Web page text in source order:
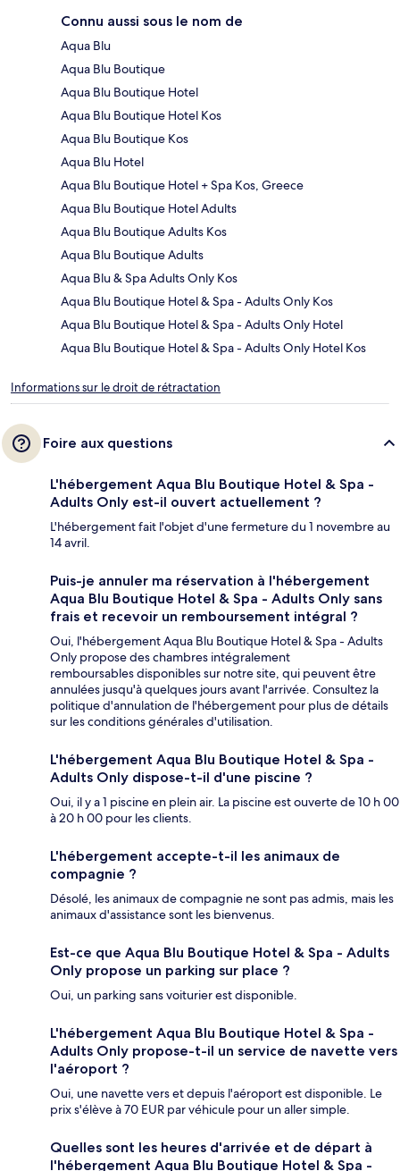
Connu aussi sous le nom de
Aqua Blu
Aqua Blu Boutique
Aqua Blu Boutique Hotel
Aqua Blu Boutique Hotel Kos
Aqua Blu Boutique Kos
Aqua Blu Hotel
Aqua Blu Boutique Hotel + Spa Kos, Greece
Aqua Blu Boutique Hotel Adults
Aqua Blu Boutique Adults Kos
Aqua Blu Boutique Adults
Aqua Blu & Spa Adults Only Kos
Aqua Blu Boutique Hotel & Spa - Adults Only Kos
Aqua Blu Boutique Hotel & Spa - Adults Only Hotel
Aqua Blu Boutique Hotel & Spa - Adults Only Hotel Kos
Informations sur le droit de rétractation
Foire aux questions
L'hébergement Aqua Blu Boutique Hotel & Spa -
Adults Only est-il ouvert actuellement ?
L'hébergement fait l'objet d'une fermeture du 1 novembre au
14 avril.
Puis-je annuler ma réservation à l'hébergement
Aqua Blu Boutique Hotel & Spa - Adults Only sans
frais et recevoir un remboursement intégral ?
Oui, l'hébergement Aqua Blu Boutique Hotel & Spa - Adults
Only propose des chambres intégralement
remboursables disponibles sur notre site, qui peuvent être
annulées jusqu'à quelques jours avant l'arrivée. Consultez la
politique d'annulation de l'hébergement pour plus de détails
sur les conditions générales d'utilisation.
L'hébergement Aqua Blu Boutique Hotel & Spa -
Adults Only dispose-t-il d'une piscine ?
Oui, il y a 1 piscine en plein air. La piscine est ouverte de 10 h 00
à 20 h 00 pour les clients.
L'hébergement accepte-t-il les animaux de
compagnie ?
Désolé, les animaux de compagnie ne sont pas admis, mais les
animaux d'assistance sont les bienvenus.
Est-ce que Aqua Blu Boutique Hotel & Spa - Adults
Only propose un parking sur place ?
Oui, un parking sans voiturier est disponible.
L'hébergement Aqua Blu Boutique Hotel & Spa -
Adults Only propose-t-il un service de navette vers
l'aéroport ?
Oui, une navette vers et depuis l'aéroport est disponible. Le
prix s'élève à 70 EUR par véhicule pour un aller simple.
Quelles sont les heures d'arrivée et de départ à
l'hébergement Aqua Blu Boutique Hotel & Spa -